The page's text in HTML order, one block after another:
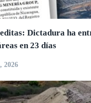
Dictadura ha
en 23 días
2026